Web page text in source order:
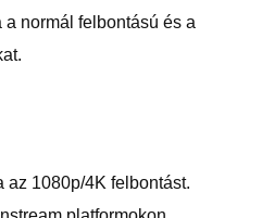
normál felbontású és a
az 1080p/4K felbontást.